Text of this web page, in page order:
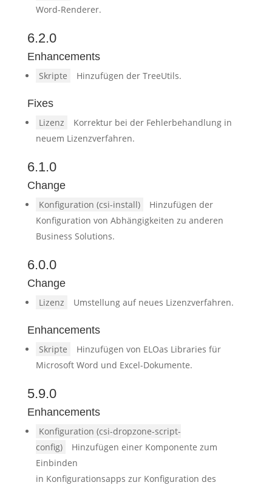
Word-Renderer.
6.2.0
Enhancements
Skripte Hinzufügen der TreeUtils.
Fixes
Lizenz
Korrektur bei der Fehlerbehandlung in
neuem Lizenzverfahren.
6.1.0
Change
Konfiguration (csi-install)
Hinzufügen der
Konfiguration von Abhängigkeiten zu anderen
Business Solutions.
6.0.0
Change
Lizenz Umstellung auf neues Lizenzverfahren.
Enhancements
Skripte
Hinzufügen von ELOas Libraries für
Microsoft Word und Excel-Dokumente.
5.9.0
Enhancements
Konfiguration (csi-dropzone-script-
config)
Hinzufügen einer Komponente zum
Einbinden
in Konfigurationsapps zur Konfiguration des